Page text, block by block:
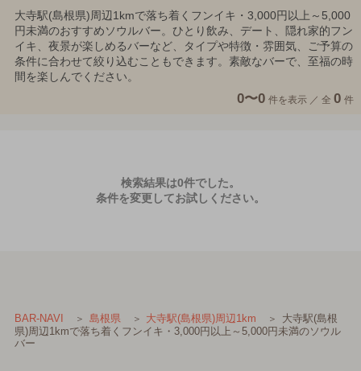
大寺駅(島根県)周辺1kmで落ち着くフンイキ・3,000円以上～5,000
円未満のおすすめソウルバー。ひとり飲み、デート、隠れ家的フン
イキ、夜景が楽しめるバーなど、タイプや特徴・雰囲気、ご予算の
条件に合わせて絞り込むこともできます。素敵なバーで、至福の時
間を楽しんでください。
0〜0 件を表示 ／ 全 0 件
検索結果は0件でした。
条件を変更してお試しください。
BAR-NAVI 島根県 大寺駅(島根県)周辺1km
大寺駅(島根
県)周辺1kmで落ち着くフンイキ・3,000円以上～5,000円未満のソウル
バー